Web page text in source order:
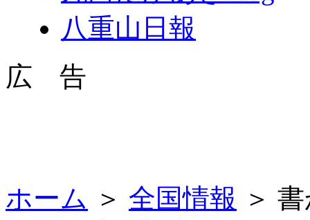
八重山日報
広 告
ホーム ＞ 全国情報 ＞